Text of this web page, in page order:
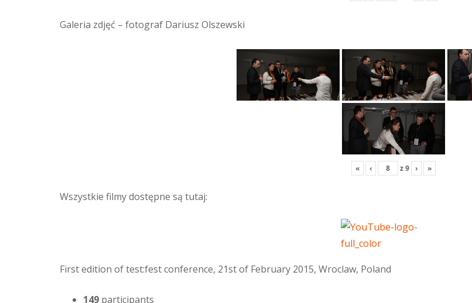
Galeria zdjęć – fotograf Dariusz Olszewski
« ‹ z9 › »
Wszystkie filmy dostępne są tutaj:
First edition of test:fest conference, 21st of February 2015, Wroclaw, Poland
149 participants